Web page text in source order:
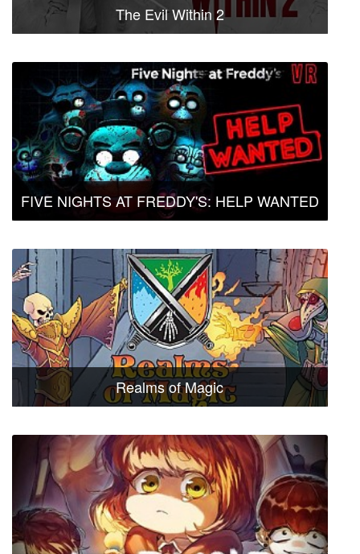
The Evil Within 2
FIVE NIGHTS AT FREDDY'S: HELP WANTED
Realms of Magic